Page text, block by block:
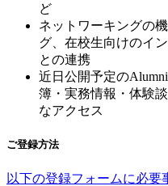
ど
ネットワーキングの
グ、在校生向けのイ
との連携
近日公開予定のAlumni
簿・実務情報・体験
なアクセス
ご登録方法
以下の登録フォームに必要